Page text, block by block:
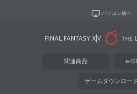
パソコン版へ
関連商品 e-
ゲームダウンロー